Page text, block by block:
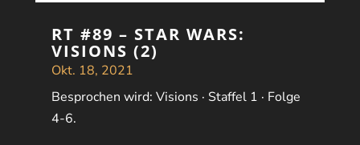
RT #89 – STAR WARS:
VISIONS (2)
Okt. 18, 2021
Besprochen wird: Visions · Staffel 1 · Folge
4-6.